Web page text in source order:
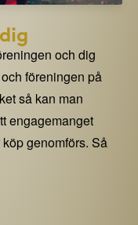
och dig
föreningen på
så kan man
engagemanget
genomförs. Så